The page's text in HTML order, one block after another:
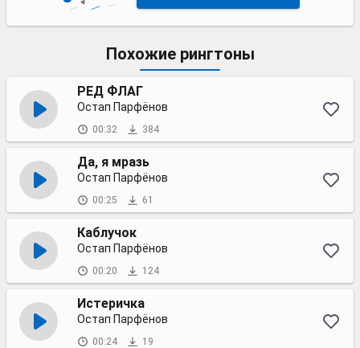
Похожие рингтоны
РЕД ФЛАГ
Остап Парфёнов
00:32 384
Да, я мразь
Остап Парфёнов
00:25 61
Каблучок
Остап Парфёнов
00:20 124
Истеричка
Остап Парфёнов
00:24 19